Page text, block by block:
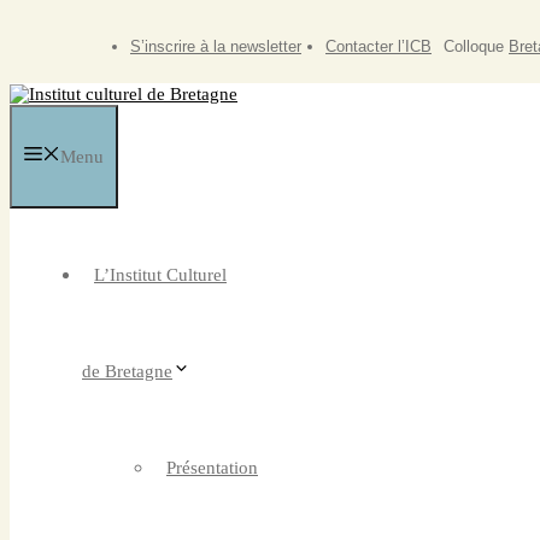
S’inscrire à la newsletter Contacter l’ICB Colloque
Menu
L’Institut Culturel
de Bretagne
Présentation